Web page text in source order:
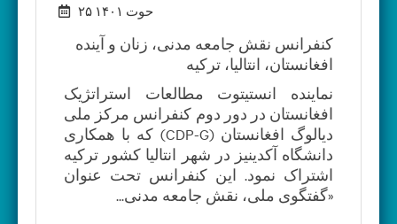
۲۵ حوت ۱۴۰۱
کنفرانس نقش جامعه مدنی، زنان و آینده
افغانستان، انتالیا، ترکیه
نماینده انستیتوت مطالعات استراتژیک
افغانستان در دور دوم کنفرانس مرکز ملی
دیالوگ افغانستان (CDP-G) که با همکاری
دانشگاه آکدینیز در شهر انتالیا کشور ترکیه
اشتراک نمود. این کنفرانس تحت عنوان
«گفتگوی ملی، نقش جامعه مدنی...